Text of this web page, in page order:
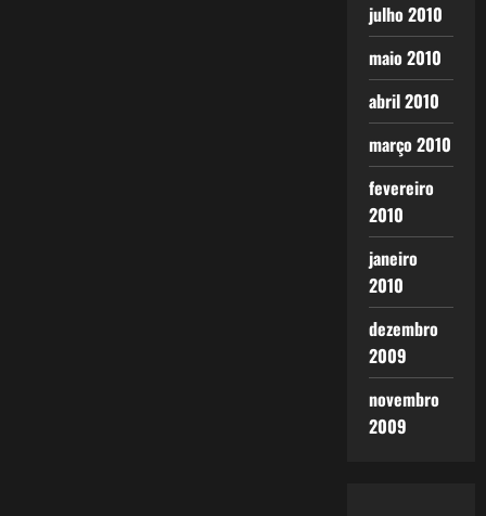
julho 2010
maio 2010
abril 2010
março 2010
fevereiro
2010
janeiro
2010
dezembro
2009
novembro
2009